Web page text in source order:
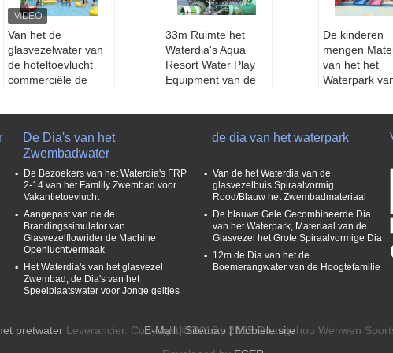
Van het de
glasvezelwater van
de hoteltoevlucht
commerciële de
Wanranty:1 jaar
Grootte:Aangepast
Leeftijdsgroep:Kin
deren
Gebied:Waterpark
33m Ruimte het
Waterdia's Aqua
Resort Water Play
Equipment van de
Verwijs naar
Eigenschap:Grapp
ig, Veiligheid, Douan
Capaciteit: 360 gue
De kinderen
mengen
van het het
Waterpark
Wanrantty:
deren,
Gebied:
De Dia's van het
Zwembadwater
De Bezoekers van het Waterdia's FRP
2-14 van het Famlily Zwembad voor
Vakantietoevlucht
Aangepast van de de
Brandingssimulator van
Glasvezelflowrider de Machine
Openluchtvermaak
Het Waterdia's van het glasvezel
Zwembad, de Dia's van het
Speelplaatswater voor Jonge geitjes
de dia van het waterpark
Van de het Waterdia van de
glasvezelbuis Spiraalvormig
Rood/Blauw het Zwembadmateriaal
De blauwe Gele Gecombineerde Dia
van het Waterpark, Materiaal van de
Glasvezel het Grote Spiraalvormige Dia
12m de Dia van het de
Boemerangwater van de Hoogtefamilie
E-Mail|Sitemap | Mobiele site
pretwater Leverancier. Copyright © 2018 - 2025 Guangzhou Wenwen